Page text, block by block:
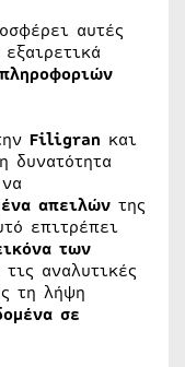
αυτές
Filigran και
δυνατότητα
απειλών της
επιτρέπει
των
αναλυτικές
τη λήψη
σε